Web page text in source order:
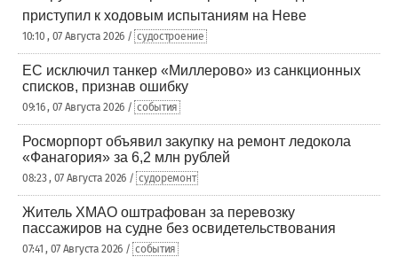
приступил к ходовым испытаниям на Неве
10:10 , 07 Августа 2026 / судостроение
ЕС исключил танкер «Миллерово» из санкционных
списков, признав ошибку
09:16 , 07 Августа 2026 / события
Росморпорт объявил закупку на ремонт ледокола
«Фанагория» за 6,2 млн рублей
08:23 , 07 Августа 2026 / судоремонт
Житель ХМАО оштрафован за перевозку
пассажиров на судне без освидетельствования
07:41 , 07 Августа 2026 / события